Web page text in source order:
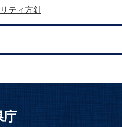
ティ方針
庁